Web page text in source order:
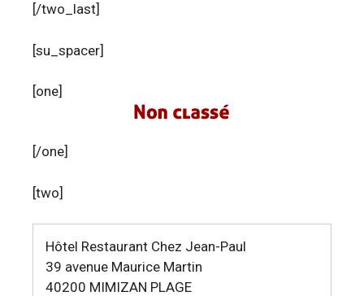
[/two_last]
[su_spacer]
[one]
[/one]
[two]
Hôtel Restaurant Chez Jean-Paul
39 avenue Maurice Martin
40200 MIMIZAN PLAGE